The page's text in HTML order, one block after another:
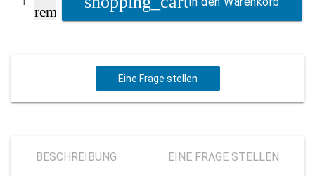
remove
Eine Frage stellen
BESCHREIBUNG EINE FRAGE STELLEN